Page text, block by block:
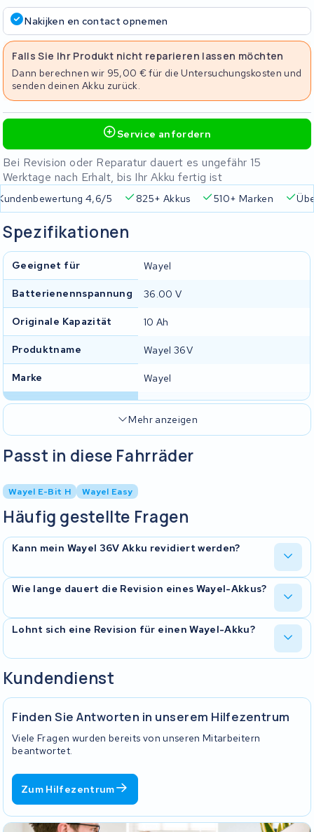
Nakijken en contact opnemen
Falls Sie Ihr Produkt nicht reparieren lassen möchten
Dann berechnen wir 95,00 € für die Untersuchungskosten und
senden deinen Akku zurück.
Service anfordern
Bei Revision oder Reparatur dauert es ungefähr 15
Werktage nach Erhalt, bis Ihr Akku fertig ist
4,6/5 825+ Akkus 510+ Marken
Spezifikationen
Geeignet für Wayel
Batterienennspannung 36.00 V
Originale Kapazität 10 Ah
Produktname Wayel 36V
Marke Wayel
Mehr anzeigen
Passt in diese Fahrräder
Wayel E-Bit H Wayel Easy
Häufig gestellte Fragen
Kann mein Wayel 36V Akku revidiert werden?
Ja, in den meisten Fällen. Wir tauschen die verbrauchten Zellen
und prüfen das BMS. Dein Originalgehäuse bleibt erhalten — der
Akku passt danach wieder wie gewohnt in dein Wayel-E-Bike.
Wie lange dauert die Revision eines Wayel-Akkus?
Etwa 10 Werktage ab Eingang in unserer Werkstatt. Der Versand ist
Rückversand.
Lohnt sich eine Revision für einen Wayel-Akku?
Akku und du bekommst 2 Jahre Garantie. Außerdem ist es
Kundendienst
Finden Sie Antworten in unserem Hilfezentrum
Viele Fragen wurden bereits von unseren Mitarbeitern
beantwortet.
Zum Hilfezentrum